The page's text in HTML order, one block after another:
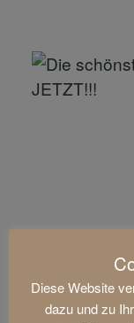
Diese Website
dazu und zu